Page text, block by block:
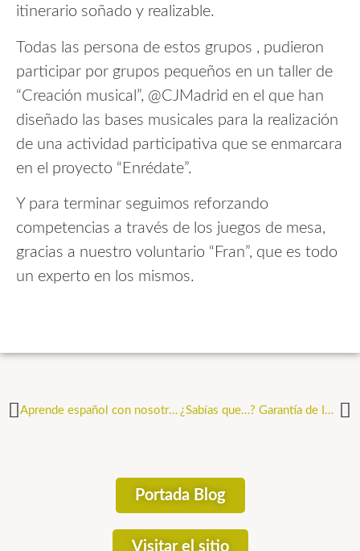
itinerario soñado y realizable.
Todas las persona de estos grupos , pudieron
participar por grupos pequeños en un taller de
“Creación musical”, @CJMadrid en el que han
diseñado las bases musicales para la realización
de una actividad participativa que se enmarcara
en el proyecto “Enrédate”.
Y para terminar seguimos reforzando
competencias a través de los juegos de mesa,
gracias a nuestro voluntario “Fran”, que es todo
un experto en los mismos.
Aprende español con nosotras ¿Sabías que…? Garantía de Indemnidad
Portada Blog
Visitar el sitio